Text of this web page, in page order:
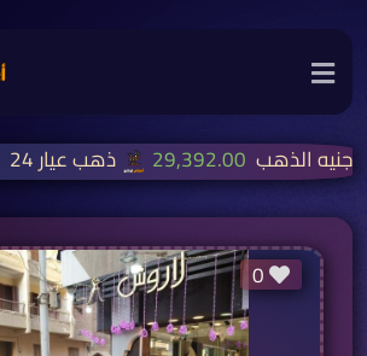
جنيه الذهب ذهب عيار 24